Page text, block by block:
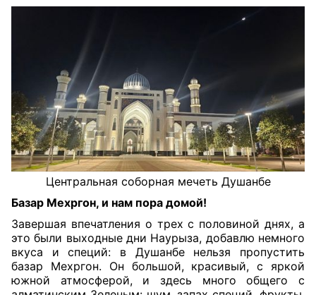
Центральная соборная мечеть Душанбе
Базар Мехргон, и нам пора домой!
Завершая впечатления о трех с половиной днях, а
это были выходные дни Наурыза, добавлю немного
вкуса и специй: в Душанбе нельзя пропустить
базар Мехргон. Он большой, красивый, с яркой
южной атмосферой, и здесь много общего с